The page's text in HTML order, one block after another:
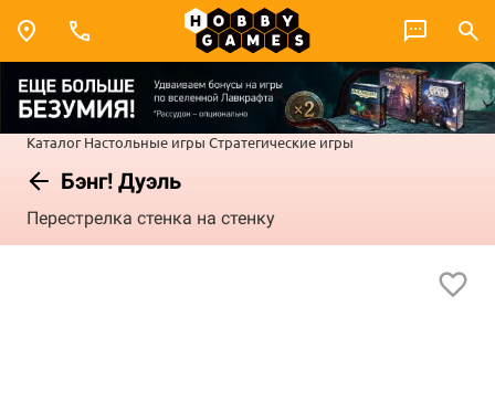
Каталог Настольные игры Стратегические игры
Бэнг! Дуэль
Перестрелка стенка на стенку